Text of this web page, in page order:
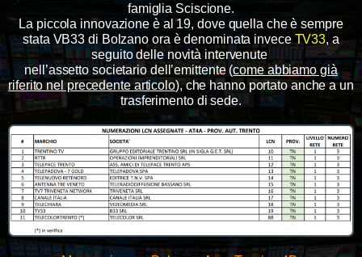
famiglia Sciscione.
La piccola innovazione è al 19, dove quella che è sempre
stata VB33 di Bolzano ora è denominata inveceTV33, a
seguito delle novità intervenute
nell’assetto societario dell’emittente (come abbiamo già
riferito nel precedente articolo), che hanno portato anche a un
trasferimento di sede.